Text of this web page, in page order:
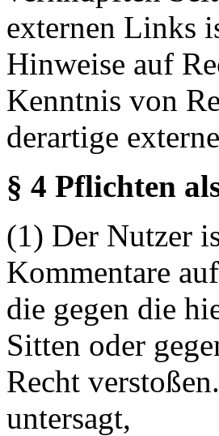
externen Links
Hinweise auf
Kenntnis von
derartige
§ 4 Pflichten
(1) Der Nutzer
Kommentare
die gegen die
Sitten oder
Recht
untersagt,